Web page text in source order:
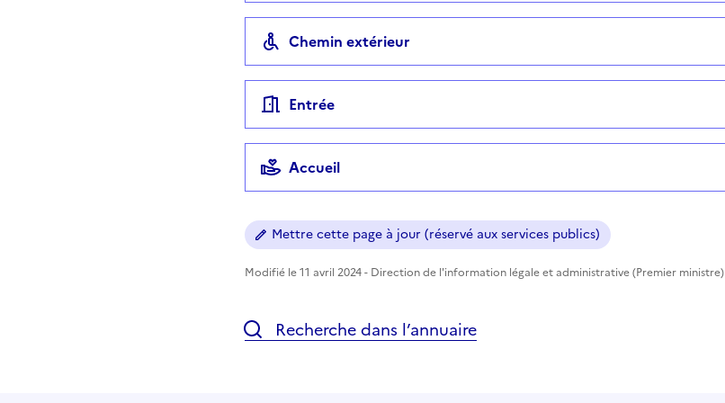
Chemin extérieur
Entrée
Accueil
Mettre cette page à jour (réservé aux services publics)
Modifié le 11 avril 2024 - Direction de l'information légale et administrative (Premier ministre)
Recherche dans l’annuaire